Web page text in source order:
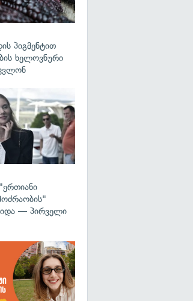
პიგმენტით
ხელოვნური
— პირველი